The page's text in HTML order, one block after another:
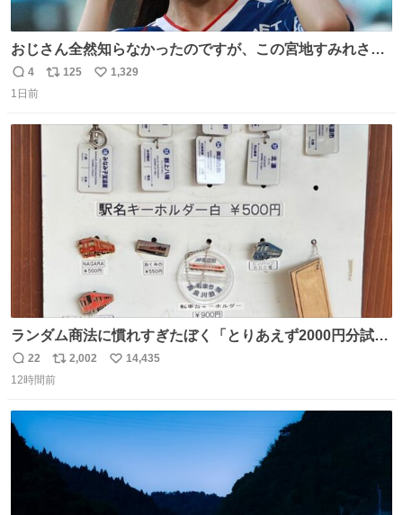
おじさん全然知らなかったのですが、この宮地すみれさん
（日向坂46）はマリサポだったのですね。 カメラ目線でに
っこりしていただいたので撮影したものの、全然誰だか知
返
信
4
リ
125
い
数
1,329
1日前
ランダム商法に慣れすぎたぼく「とりあえず2000円分試し
てみるか…」 駅員さん「どれが欲しいの？」 ぼく「えっ
良いんですか？」 駅員さん「何が…？？」 やっぱランダム
わ！！！！！！！！！！！！！！！！！！！！
返
信
22
リ
ポ
ト
2,002
い
数
14,435
12時間前